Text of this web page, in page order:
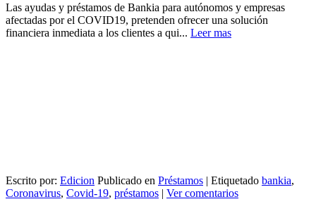
Las ayudas y préstamos de Bankia para autónomos y empresas
afectadas por el COVID19, pretenden ofrecer una solución
financiera inmediata a los clientes a qui... Leer mas
Escrito por: Edicion Publicado en Préstamos | Etiquetado bankia,
Coronavirus, Covid-19, préstamos | Ver comentarios